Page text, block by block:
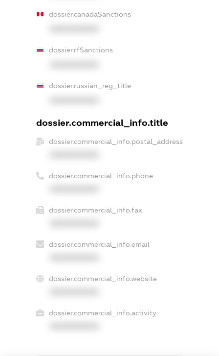
dossier.canadaSanctions
dossier.rfSanctions
dossier.russian_reg_title
dossier.commercial_info.title
dossier.commercial_info.postal_address
dossier.commercial_info.phone
dossier.commercial_info.fax
dossier.commercial_info.email
dossier.commercial_info.website
dossier.commercial_info.activity